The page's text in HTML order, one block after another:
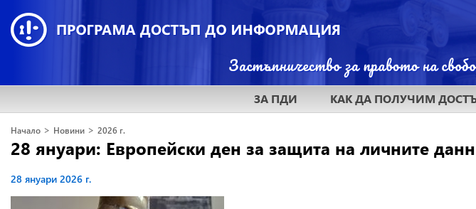
ЗА ПДИ КАК ДА ПОЛУЧИМ
Начало > Новини > 2026 г.
28 януари: Европейски ден за защита на личните
28 януари 2026 г.